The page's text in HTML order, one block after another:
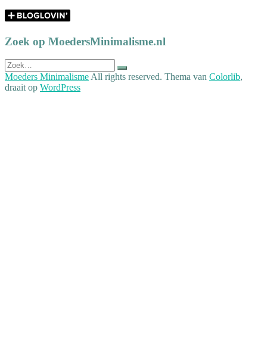
Zoek op MoedersMinimalisme.nl
Zoek
naar:
Moeders MinimalismeAll rights reserved. Thema van Colorlib,
draait op WordPress